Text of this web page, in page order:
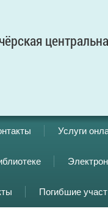
Услуги
Погибшие